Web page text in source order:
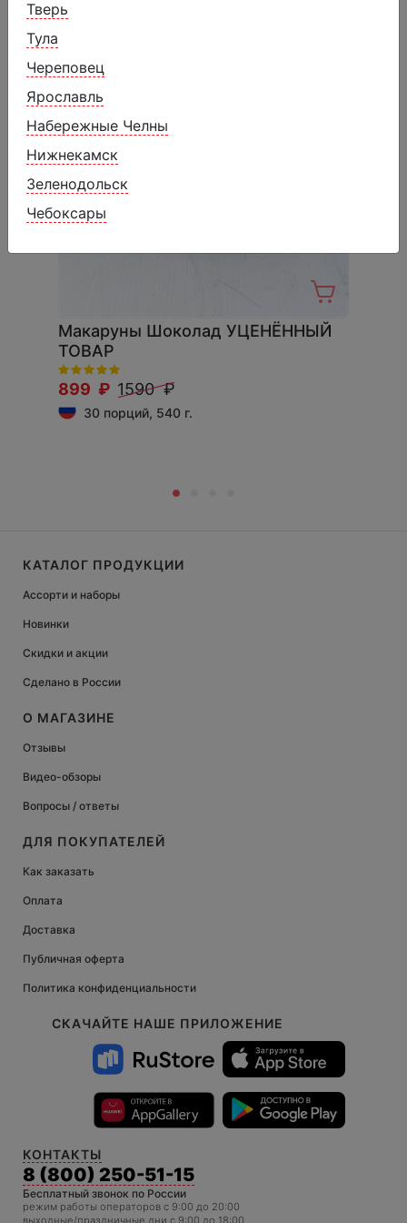
Тверь
Тула
Череповец
Ярославль
Набережные Челны
Нижнекамск
Зеленодольск
Чебоксары
Макаруны Шоколад УЦЕНЁННЫЙ
ТОВАР
899 ₽ 1590 ₽
30 порций, 540 г.
СКАЧАЙТЕ НАШЕ ПРИЛОЖЕНИЕ
КОНТАКТЫ
8 (800) 250-51-15
Бесплатный звонок по России
режим работы операторов c 9:00 до 20:00
выходные/праздничные дни с 9:00 до 18:00
КАТАЛОГ ПРОДУКЦИИ
Ассорти и наборы
Новинки
Скидки и акции
Сделано в России
О МАГАЗИНЕ
Отзывы
Видео-обзоры
Вопросы / ответы
ДЛЯ ПОКУПАТЕЛЕЙ
Как заказать
Оплата
Доставка
Публичная оферта
Политика конфиденциальности